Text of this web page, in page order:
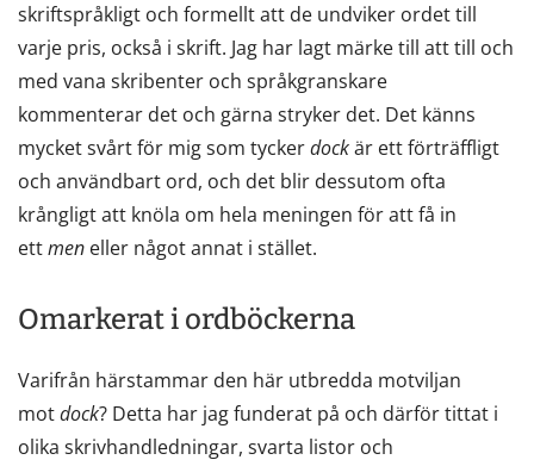
skriftspråkligt och formellt att de undviker ordet till
varje pris, också i skrift. Jag har lagt märke till att till och
med vana skribenter och språkgranskare
kommenterar det och gärna stryker det. Det känns
mycket svårt för mig som tyckerdockär ett förträffligt
och användbart ord, och det blir dessutom ofta
krångligt att knöla om hela meningen för att få in
ettmen eller något annat i stället.
Omarkerat i ordböckerna
Varifrån härstammar den här utbredda motviljan
motdock? Detta har jag funderat på och därför tittat i
olika skrivhandledningar, svarta listor och